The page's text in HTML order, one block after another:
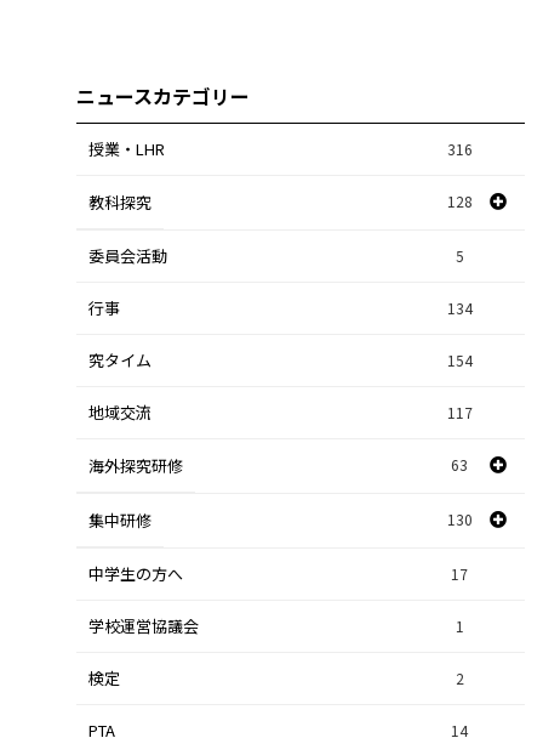
ニュースカテゴリー
授業・LHR 316
教科探究 128
スポーツ探究 1
課題研究 84
自然探究 2
数学探究 2
社会探究 23
人文探究 9
委員会活動 5
行事 134
究タイム 154
地域交流 117
海外探究研修 63
探究研修 28
集中研修 130
集中研修（スポーツ探究科） 36
集中研修（ビジネス探究科） 56
集中研修（総合探究科） 37
中学生の方へ 17
学校運営協議会 1
検定 2
PTA 14